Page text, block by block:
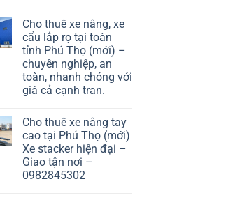
Cho thuê xe nâng, xe
cẩu lắp rọ tại toàn
tỉnh Phú Thọ (mới) –
chuyên nghiệp, an
toàn, nhanh chóng với
giá cả cạnh tran.
Cho thuê xe nâng tay
cao tại Phú Thọ (mới)
Xe stacker hiện đại –
Giao tận nơi –
0982845302